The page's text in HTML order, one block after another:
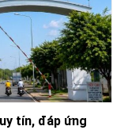
tín, đáp ứng